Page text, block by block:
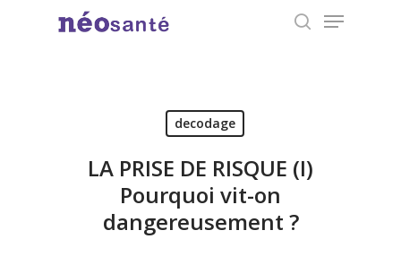
Menu
decodage
LA PRISE DE RISQUE (I)
Pourquoi vit-on
dangereusement ?